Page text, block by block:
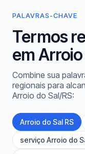
PALAVRAS-CHAVE
Termos
em Arroio
Combine sua
regionais para
Arroio do Sal/RS:
Arroio do Sal RS
serviço Arroio do